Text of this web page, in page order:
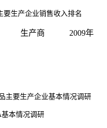
要生产企业销售收入排名
生产商 2009年
主要生产企业基本情况调研
基本情况调研